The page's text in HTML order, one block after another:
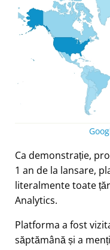
Ca demonstrație,
1 an de la lansare,
literalmente toate
Analytics.
Platforma a fost
săptămână și a